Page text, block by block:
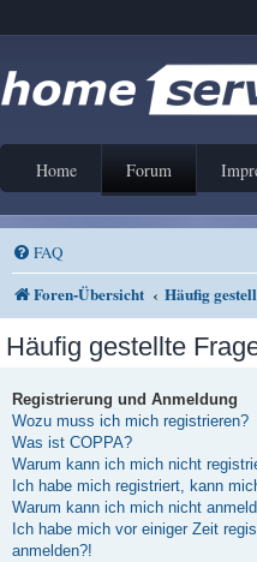
Home Forum
FAQ
Foren-Übersicht Häufig
Häufig gestellte
Registrierung und Anmeldung
Wozu muss ich mich registrieren?
Was ist COPPA?
Warum kann ich mich nicht
Ich habe mich registriert, kann
Warum kann ich mich nicht
Ich habe mich vor einiger Zeit
anmelden?!